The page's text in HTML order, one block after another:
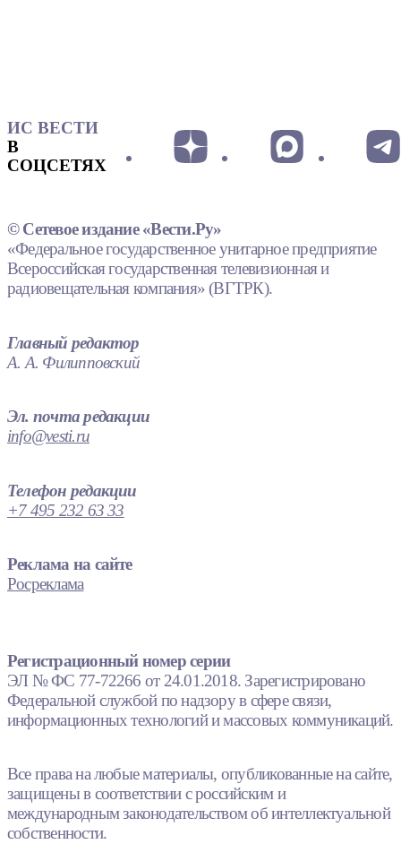
ИС ВЕСТИ
В
СОЦСЕТЯХ
© Сетевое издание «Вести.Ру»
«Федеральное государственное унитарное предприятие
Всероссийская государственная телевизионная и
радиовещательная компания» (ВГТРК).
Главный редактор
А. А. Филипповский
Эл. почта редакции
info@vesti.ru
Телефон редакции
+7 495 232 63 33
Реклама на сайте
Росреклама
Регистрационный номер серии
ЭЛ № ФС 77-72266 от 24.01.2018. Зарегистрировано
Федеральной службой по надзору в сфере связи,
информационных технологий и массовых коммуникаций.
Все права на любые материалы, опубликованные на сайте,
защищены в соответствии с российским и
международным законодательством об интеллектуальной
собственности.